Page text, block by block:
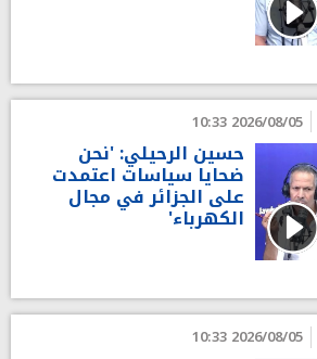
2026/08/05 10:33
حسين الرحيلي: 'نحن
ضحايا سياسات اعتمدت
على الجزائر في مجال
الكهرباء'
2026/08/05 10:33